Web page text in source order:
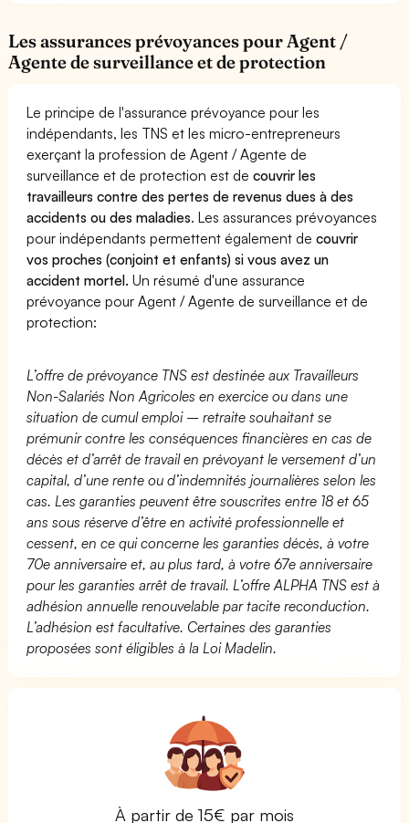
Les assurances prévoyances pour Agent /
Agente de surveillance et de protection
Le principe de l'assurance prévoyance pour les
indépendants, les TNS et les micro-entrepreneurs
exerçant la profession de Agent / Agente de
surveillance et de protection est decouvrir les
travailleurs contre des pertes de revenus dues à des
accidents ou des maladies. Les assurances prévoyances
pour indépendants permettent également decouvrir
vos proches (conjoint et enfants) si vous avez un
accident mortel. Un résumé d'une assurance
prévoyance pour Agent / Agente de surveillance et de
protection:
L’offre de prévoyance TNS est destinée aux Travailleurs
Non-Salariés Non Agricoles en exercice ou dans une
situation de cumul emploi – retraite souhaitant se
prémunir contre les conséquences financières en cas de
décès et d’arrêt de travail en prévoyant le versement d’un
capital, d’une rente ou d’indemnités journalières selon les
cas. Les garanties peuvent être souscrites entre 18 et 65
ans sous réserve d’être en activité professionnelle et
cessent, en ce qui concerne les garanties décès, à votre
70e anniversaire et, au plus tard, à votre 67e anniversaire
pour les garanties arrêt de travail. L’offre ALPHA TNS est à
adhésion annuelle renouvelable par tacite reconduction.
L’adhésion est facultative. Certaines des garanties
proposées sont éligibles à la Loi Madelin.
À partir de 15€ par mois